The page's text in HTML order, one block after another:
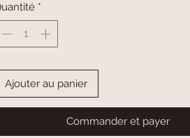
*
Ajouter au panier
Commander et payer